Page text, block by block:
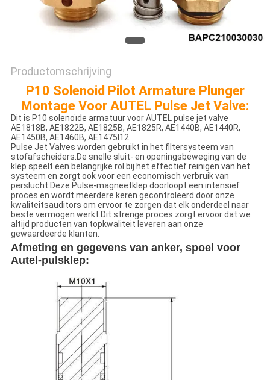
Productomschrijving
P10 Solenoid Pilot Armature Plunger
Montage Voor AUTEL Pulse Jet Valve:
Dit is P10 solenoïde armatuur voor AUTEL pulse jet valve
AE1818B, AE1822B, AE1825B, AE1825R, AE1440B, AE1440R,
AE1450B, AE1460B, AE1475I12.
Pulse Jet Valves worden gebruikt in het filtersysteem van
stofafscheiders.De snelle sluit- en openingsbeweging van de
klep speelt een belangrijke rol bij het effectief reinigen van het
systeem en zorgt ook voor een economisch verbruik van
perslucht.Deze Pulse-magneetklep doorloopt een intensief
proces en wordt meerdere keren gecontroleerd door onze
kwaliteitsauditors om ervoor te zorgen dat elk onderdeel naar
beste vermogen werkt.Dit strenge proces zorgt ervoor dat we
altijd producten van topkwaliteit leveren aan onze
gewaardeerde klanten.
Afmeting en gegevens van anker, spoel voor
Autel-pulsklep: